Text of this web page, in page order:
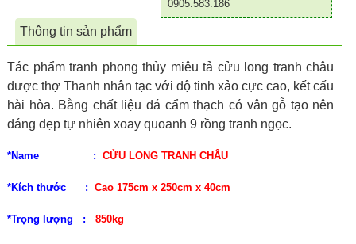
0905.583.186
Thông tin sản phẩm
Tác phẩm tranh phong thủy miêu tả cửu long tranh châu
được thợ Thanh nhân tạc với độ tinh xảo cực cao, kết cấu
hài hòa. Bằng chất liệu đá cẩm thạch có vân gỗ tạo nên
dáng đẹp tự nhiên xoay quoanh 9 rồng tranh ngọc.
*Name : CỬU LONG TRANH CHÂU
*Kích thước : Cao 175cm x 250cm x 40cm
*Trọng lượng : 850kg